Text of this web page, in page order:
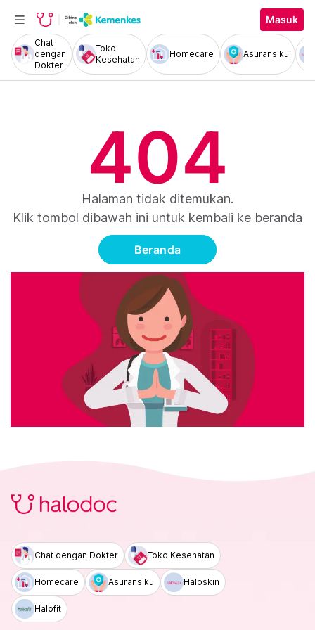
Masuk
Chat
dengan
Dokter
Toko
Kesehatan
Homecare Asuransiku
404
Halaman tidak ditemukan.
Klik tombol dibawah ini untuk kembali ke beranda
Beranda
Chat dengan Dokter Toko Kesehatan
Homecare Asuransiku Haloskin
Halofit